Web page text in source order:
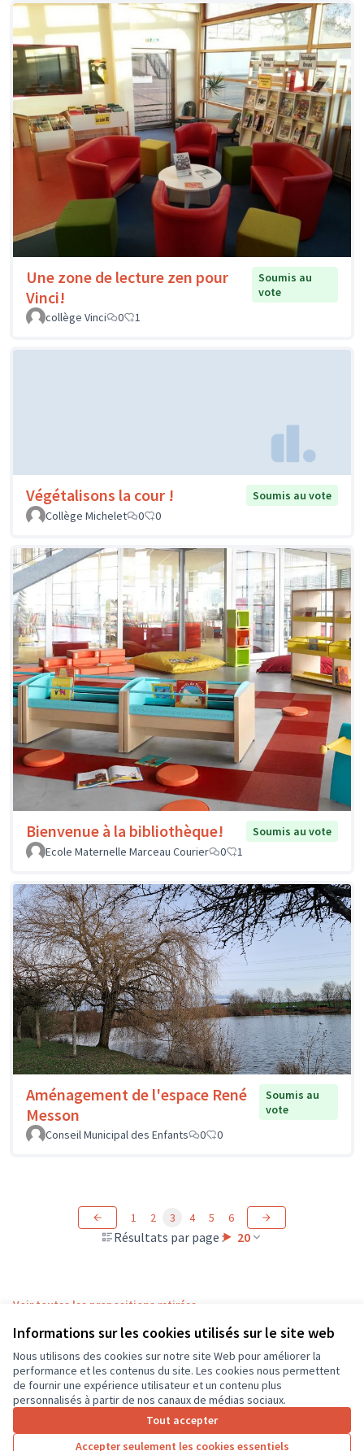
Informations sur les cookies utilisés sur le site web
Nous utilisons des cookies sur notre site Web pour améliorer la
performance et les contenus du site. Les cookies nous permettent
de fournir une expérience utilisateur et un contenu plus
personnalisés à partir de nos canaux de médias sociaux.
Tout accepter
Accepter seulement les cookies essentiels
Une zone de lecture zen pour
Vinci!
Soumis au
vote
collège Vinci
0 1
Végétalisons la cour !
Soumis au vote
Collège Michelet
0 0
Bienvenue à la bibliothèque!
Soumis au vote
Ecole Maternelle Marceau Courier
0 1
Aménagement de l'espace René
Messon
Soumis au
vote
Conseil Municipal des Enfants
0 0
Résultats par page : 20
1 2 3 4 5 6
Voir toutes les propositions retirées
Conditions d'utilisation
Paramètres des cookies
CD37 sur X
(Lien externe)
CD37 sur Facebook
CD37 sur Instagram
CD37 sur YouTube
(Lien externe)